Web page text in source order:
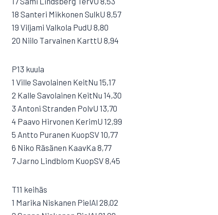
18 Santeri Mikkonen SulkU 8,57
19 Viljami Valkola PudU 8,80
20 Niilo Tarvainen KarttU 8,94
P13 kuula
1 Ville Savolainen KeitNu 15,17
2 Kalle Savolainen KeitNu 14,30
3 Antoni Stranden PolvU 13,70
4 Paavo Hirvonen KerimU 12,99
5 Antto Puranen KuopSV 10,77
6 Niko Räsänen KaavKa 8,77
7 Jarno Lindblom KuopSV 8,45
T11 keihäs
1 Marika Niskanen PielAl 28,02